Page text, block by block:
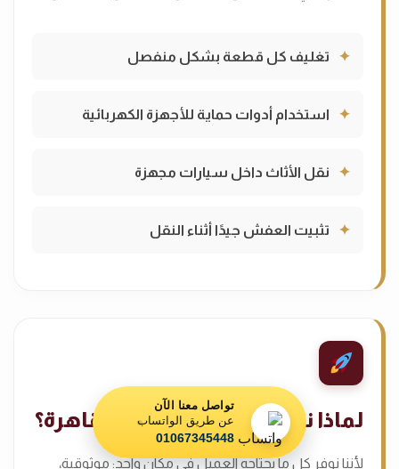
تواصل معنا الآن
عن طريق الواتساب
01067345448
تغليف كل قطعة بشكل منفصل
استخدام أدوات حماية للأجهزة الكهربائية
نقل الأثاث داخل سيارات مجهزة
تثبيت العفش جيدًا أثناء النقل
لماذا نحن الاختيار الأول في القاهرة؟
لأننا نوفر كل ما يحتاجه العميل في مكان واحد: موثوقية،